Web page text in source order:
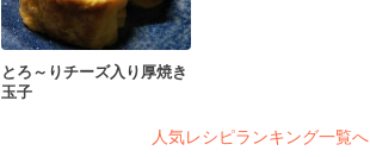
とろ～りチーズ入り厚焼き
玉子
人気レシピランキング一覧へ